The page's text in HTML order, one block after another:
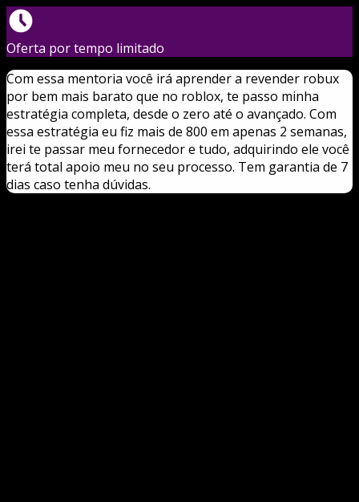
Oferta por tempo limitado
Com essa mentoria você irá aprender a revender robux
por bem mais barato que no roblox, te passo minha
estratégia completa, desde o zero até o avançado. Com
essa estratégia eu fiz mais de 800 em apenas 2 semanas,
irei te passar meu fornecedor e tudo, adquirindo ele você
terá total apoio meu no seu processo. Tem garantia de 7
dias caso tenha dúvidas.